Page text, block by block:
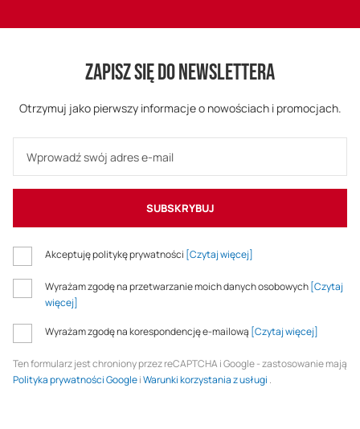
ZAPISZ SIĘ DO NEWSLETTERA
Otrzymuj jako pierwszy informacje o nowościach i promocjach.
SUBSKRYBUJ
Akceptuję politykę prywatności [Czytaj więcej]
Wyrażam zgodę na przetwarzanie moich danych osobowych[Czytaj
więcej]
Wyrażam zgodę na korespondencję e-mailową [Czytaj więcej]
Ten formularz jest chroniony przez reCAPTCHA i Google - zastosowanie mają
Polityka prywatności GoogleiWarunki korzystania z usługi .